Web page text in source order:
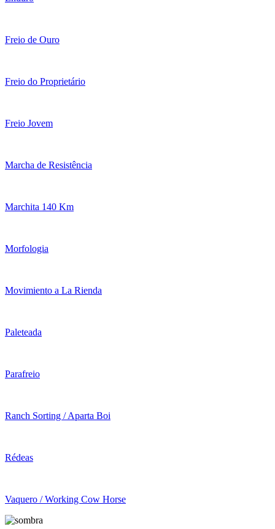
Freio de Ouro
Freio do Proprietário
Freio Jovem
Marcha de Resistência
Marchita 140 Km
Morfologia
Movimiento a La Rienda
Paleteada
Parafreio
Ranch Sorting / Aparta Boi
Rédeas
Vaquero / Working Cow Horse